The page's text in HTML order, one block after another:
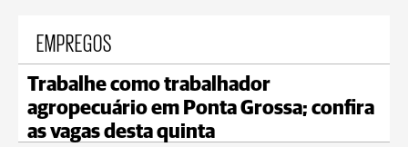
EMPREGOS
Trabalhe como trabalhador
agropecuário em Ponta Grossa; confira
as vagas desta quinta